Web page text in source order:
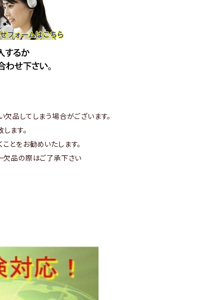
品してしまう場合がございます。
ます。
とをお勧めいたします。
欠品の際はご了承下さい